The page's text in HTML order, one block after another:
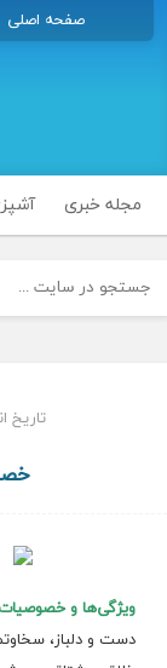
صفحه اصلی
مجله خبری
تاریخ انتشار
ویژگی‌ها و خصوصیات‌
دست‌ و دلباز،